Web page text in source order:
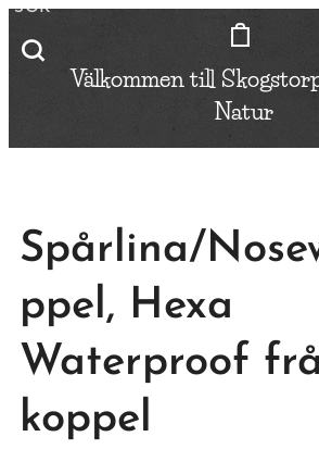
Välkommen till
Natur
SÖK
Spårlina/
ppel, Hexa
Waterproof
koppel